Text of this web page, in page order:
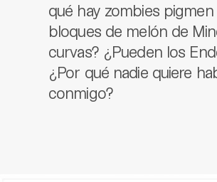
qué hay zombies
bloques de melón de
curvas? ¿Pueden los
¿Por qué nadie quiere
conmigo?